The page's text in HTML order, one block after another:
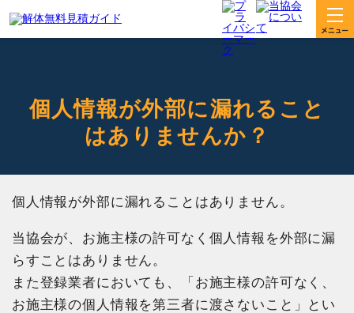
個人情報が外部に漏れること
はありませんか？
個人情報が外部に漏れることはありません。
当協会が、お施主様の許可なく個人情報を外部に漏
らすことはありません。
また登録業者においても、「お施主様の許可なく、
お施主様の個人情報を第三者に渡さないこと」とい